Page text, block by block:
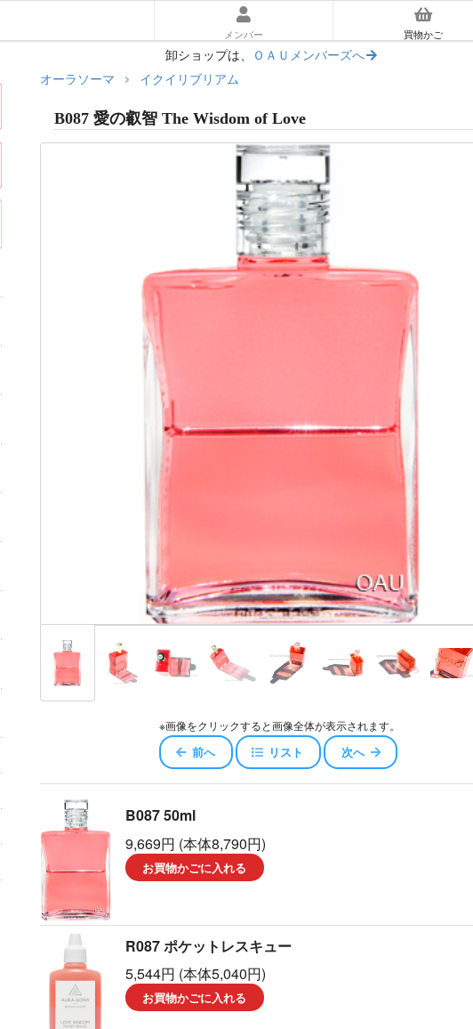
メンバー 買物かご
卸ショップは、 ＯＡＵメンバーズへ
やさしいオーラソーマ入門ガイド
色を選んだあとに読む｜使い方ガイド
オーラソーマ体験キット
ポマンダーエアコンディショナー
クイントエッセンスエアコンディショナー
大天使エアコンディショナー
ローズウォータ
その他のオーラソーマ製品
オーラソーマ書籍
音楽ＣＤ
オーラソーマ イクイリブリアム
B087 愛の叡智 The Wisdom of Love
※画像をクリックすると画像全体が表示されます。
前へ リスト 次へ
B087 50ml
9,669円 (本体8,790円)
お買物かごに入れる
R087 ポケットレスキュー
5,544円 (本体5,040円)
お買物かごに入れる